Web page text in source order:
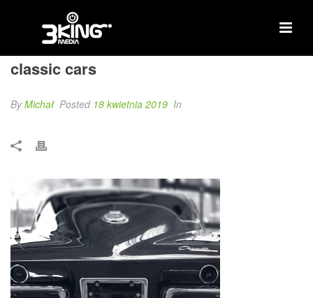
classic cars
ByMichał Posted 18 kwietnia 2019 In